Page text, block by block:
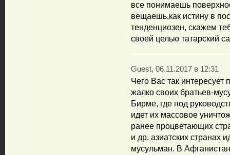
все понимаешь
вещаешь,как истину в
тенденциозен, скажем
своей целью татарский
Guest, 06.11.2017 в 12:31
Чего Вас так
жалко своих братьев-
Бирме, где под
идет их массовое
ранее процветающих
и др. азиатских странах
мусульман. В